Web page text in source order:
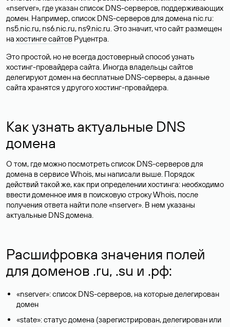
«nserver», где указан список DNS-серверов, поддерживающих
домен. Например, список DNS-серверов для домена nic.ru:
ns5.nic.ru, ns6.nic.ru, ns9.nic.ru. Это значит, что сайт размещен
на хостинге сайтов Руцентра.
Это простой, но не всегда достоверный способ узнать
хостинг-провайдера сайта. Иногда владельцы сайтов
делегируют домен на бесплатные DNS-серверы, а данные
сайта хранятся у другого хостинг-провайдера.
Как узнать актуальные DNS
домена
О том, где можно посмотреть список DNS-серверов для
домена в сервисе Whois, мы написали выше. Порядок
действий такой же, как при определении хостинга: необходимо
ввести доменное имя в поисковую строку Whois, после
получения ответа найти поле «nserver». В нем указаны
актуальные DNS домена.
Расшифровка значения полей
для доменов .ru, .su и .рф:
«nserver»: список DNS-серверов, на которые делегирован
домен
«state»: статус домена (зарегистрирован, делегирован или